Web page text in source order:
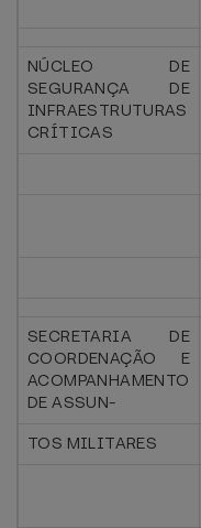
NÚCLEO DE
SEGURANÇA DE
INFRAESTRUTURAS
CRÍTICAS
SECRETARIA DE
COORDENAÇÃO E
ACOMPANHAMENTO
DE ASSUN-
TOS MILITARES